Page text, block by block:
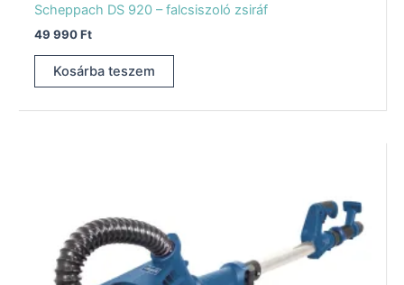
Scheppach DS 920 – falcsiszoló zsiráf
49 990Ft
Kosárba teszem